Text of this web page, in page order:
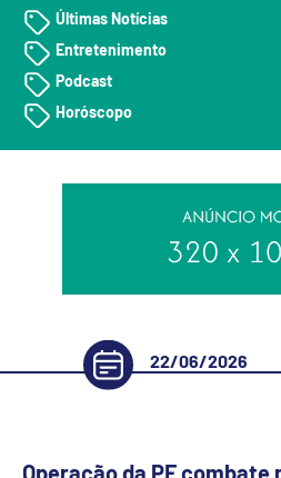
Últimas Notícias
Entretenimento
Podcast
Horóscopo
22/06/2026
Operação da PF